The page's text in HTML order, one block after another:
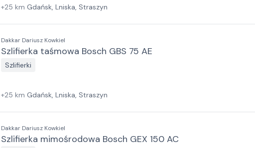
+25 km Gdańsk, Lniska, Straszyn
Dakkar Dariusz Kowkiel
Szlifierka taśmowa Bosch GBS 75 AE
Szlifierki
+25 km Gdańsk, Lniska, Straszyn
Dakkar Dariusz Kowkiel
Szlifierka mimośrodowa Bosch GEX 150 AC